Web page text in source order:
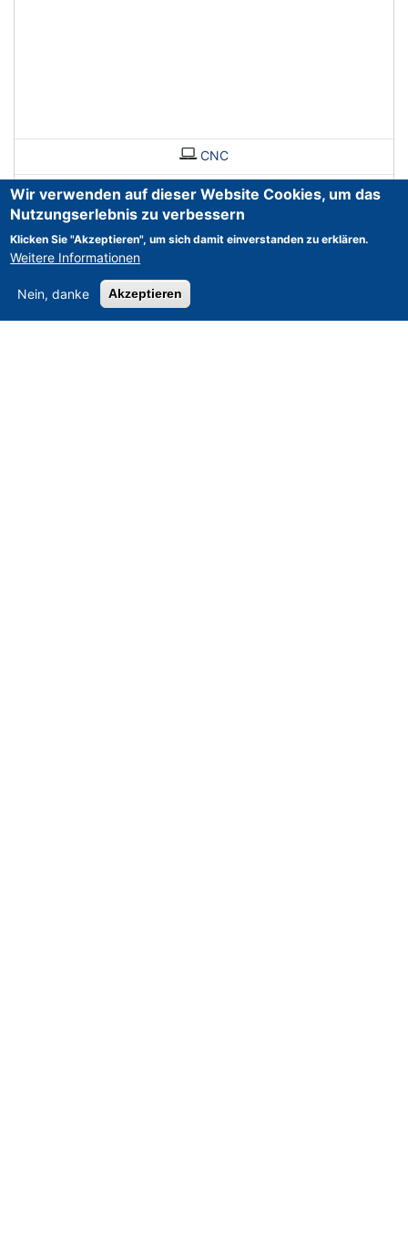
CNC
Wir verwenden auf dieser Website Cookies, um das
Nutzungserlebnis zu verbessern
Klicken Sie "Akzeptieren", um sich damit einverstanden zu erklären.
Weitere Informationen
Nein, danke Akzeptieren